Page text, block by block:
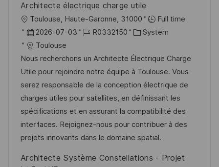
u
n
g
r
ö
f
f
e
n
t
l
i
c
h
u
Architecte électrique charge utile
O
r
t
Toulouse, Haute-Garonne, 31000
Full time
D
a
t
u
m
d
e
r
V
r
2026-07-03
J
b
-
I
D
R0332150
K
t
e
g
o
r
i
e
System
Toulouse
Nous recherchons un Architecte Électrique Charge
Utile pour rejoindre notre équipe à Toulouse. Vous
serez responsable de la conception électrique de
charges utiles pour satellites, en définissant les
spécifications et en assurant la compatibilité des
interfaces. Rejoignez-nous pour contribuer à des
projets innovants dans le domaine spatial.
Architecte Système Constellations - Projet